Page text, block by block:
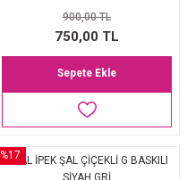
900,00 TL
750,00 TL
Sepete Ekle
%17
VUAL İPEK ŞAL ÇİÇEKLİ G BASKILI
SİYAH GRİ